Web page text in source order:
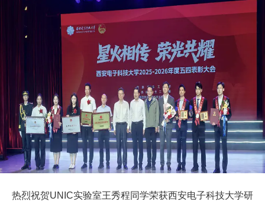
热烈祝贺UNIC实验室王秀程同学荣获西安电子科技大学研